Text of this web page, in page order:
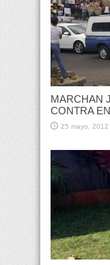
MARCHAN
CONTRA
25 mayo, 2012